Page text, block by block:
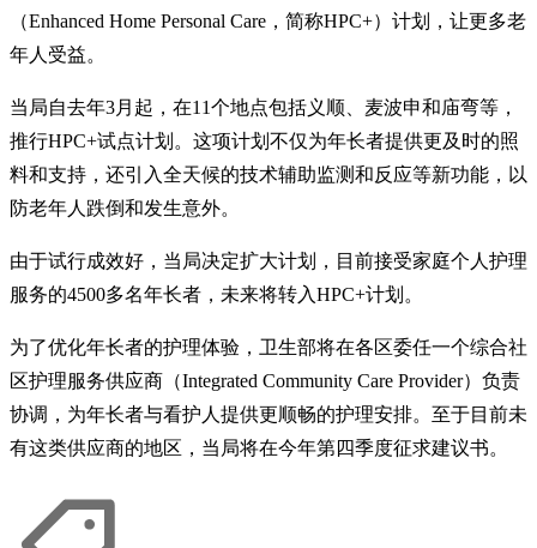
（Enhanced Home Personal Care，简称HPC+）计划，让更多老
年人受益。
当局自去年3月起，在11个地点包括义顺、麦波申和庙弯等，
推行HPC+试点计划。这项计划不仅为年长者提供更及时的照
料和支持，还引入全天候的技术辅助监测和反应等新功能，以
防老年人跌倒和发生意外。
由于试行成效好，当局决定扩大计划，目前接受家庭个人护理
服务的4500多名年长者，未来将转入HPC+计划。
为了优化年长者的护理体验，卫生部将在各区委任一个综合社
区护理服务供应商（Integrated Community Care Provider）负责
协调，为年长者与看护人提供更顺畅的护理安排。至于目前未
有这类供应商的地区，当局将在今年第四季度征求建议书。